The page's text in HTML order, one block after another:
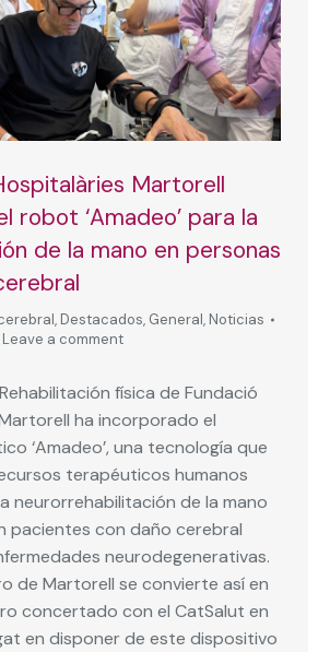
Martorell
robot ‘Amadeo’ para la
de la mano en personas
, Destacados, General, Noticias
Leave a comment
física de Fundació
ha incorporado el
‘Amadeo’, una tecnología que
terapéuticos humanos
neurorrehabilitación de la mano
pacientes con daño cerebral
neurodegenerativas.
de Martorell se convierte así en
concertado con el CatSalut en
en disponer de este dispositivo